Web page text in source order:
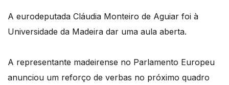
A eurodeputada Cláudia Monteiro de Aguiar foi à
Universidade da Madeira dar uma aula aberta.
A representante madeirense no Parlamento Europeu
anunciou um reforço de verbas no próximo quadro